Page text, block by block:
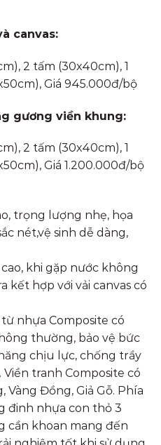
canvas:
2 tấm (30x40cm), 1
Giá 945.000đ/bộ
gương viền khung:
2 tấm (30x40cm), 1
Giá 1.200.000đ/bộ
trọng lượng nhẹ, họa
nét,vệ sinh dễ dàng,
khi gặp nước không
kết hợp với vải canvas có
nhựa Composite có
thường, bảo vệ bức
chịu lực, chống trầy
tranh Composite có
Vàng Đồng, Giả Gỗ. Phía
đinh nhựa con thỏ 3
cần khoan mang đến